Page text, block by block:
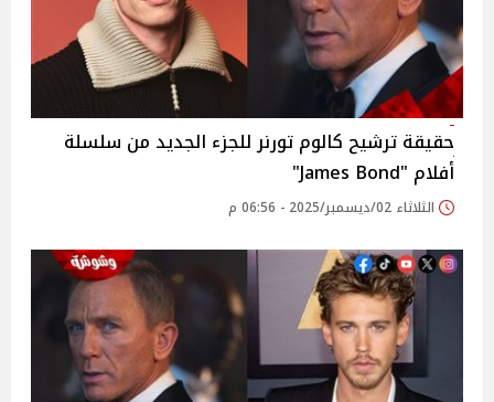
حقيقة ترشيح كالوم تورنر للجزء الجديد من سلسلة
أفلام "James Bond"
الثلاثاء 02/ديسمبر/2025 - 06:56 م